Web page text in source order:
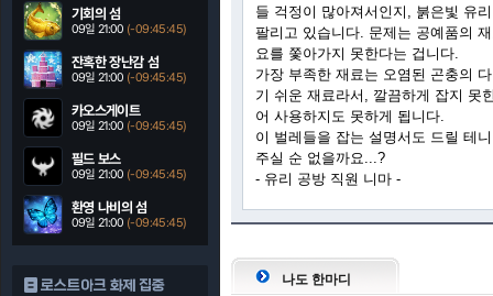
기회의 섬
09일 21:00 (-09:45:44)
잔혹한 장난감 섬
09일 21:00 (-09:45:44)
카오스게이트
09일 21:00 (-09:45:44)
필드 보스
09일 21:00 (-09:45:44)
환영 나비의 섬
09일 21:00 (-09:45:44)
로스트아크 화제 집중
들 걱정이 많아져서인지, 붉은빛 유
팔리고 있습니다. 문제는 공예품의
요를 쫓아가지 못한다는 겁니다.
가장 부족한 재료는 오염된 곤충의
기 쉬운 재료라서, 깔끔하게 잡지 못
어 사용하지도 못하게 됩니다.
이 벌레들을 잡는 설명서도 드릴 테
주실 순 없을까요...?
- 유리 공방 직원 니마 -
나도 한마디